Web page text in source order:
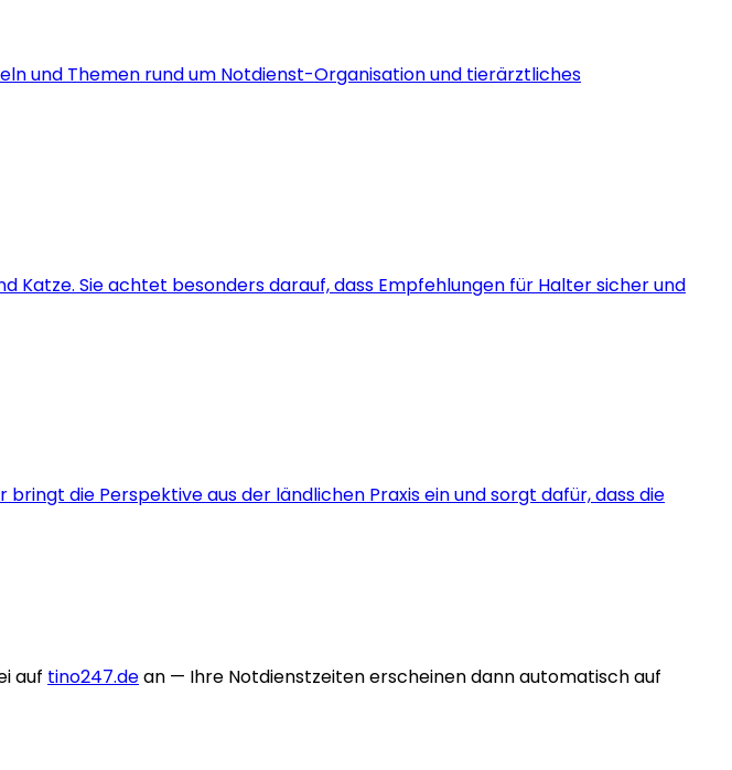
und Themen rund um Notdienst-Organisation und tierärztliches
Katze. Sie achtet besonders darauf, dass Empfehlungen für Halter sicher und
die Perspektive aus der ländlichen Praxis ein und sorgt dafür, dass die
auf tino247.dean — Ihre Notdienstzeiten erscheinen dann automatisch auf